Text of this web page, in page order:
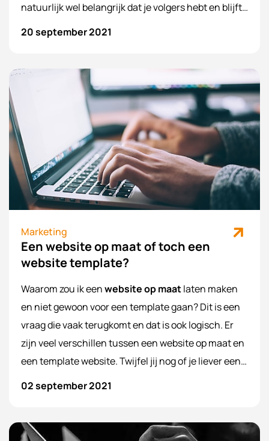
natuurlijk wel belangrijk dat je volgers hebt en blijft
groeien zodra je een Instagram account hebt, want
heeft veel ervaring in social media marketing en
deze kennis delen we graag met jou. Daarom geven
wij in deze blog 5 tips om tegroeien op Instagram.
20 september 2021
Marketing
Een website op maat of toch een
website template?
Waarom zou ik eenwebsite op maatlaten maken
en niet gewoon voor een template gaan? Dit is een
vraag die vaak terugkomt en dat is ook logisch. Er
zijn veel verschillen tussen een website op maat en
een template website. Twijfel jij nog of je liever een
website op maat wil laten maken of toch gewoon
zodat je niet meer hoeft te twijfelen.
02 september 2021